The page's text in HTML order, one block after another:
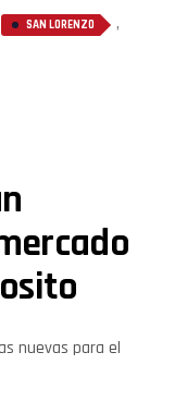
SAN LORENZO ,
nuevas para el